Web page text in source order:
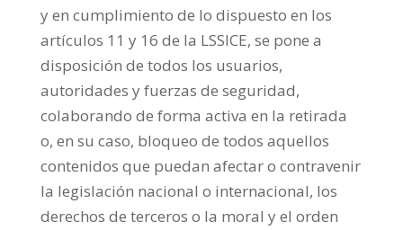
y en cumplimiento de lo dispuesto en los
artículos 11 y 16 de la LSSICE, se pone a
disposición de todos los usuarios,
autoridades y fuerzas de seguridad,
colaborando de forma activa en la retirada
o, en su caso, bloqueo de todos aquellos
contenidos que puedan afectar o contravenir
la legislación nacional o internacional, los
derechos de terceros o la moral y el orden